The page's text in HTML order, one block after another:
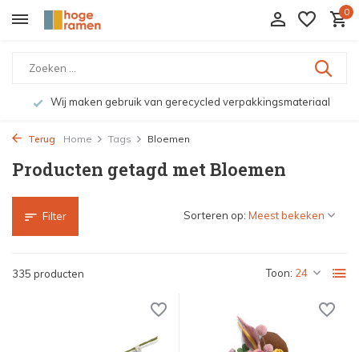
0
gerecycled verpakkingsmateriaal Bekijk de producten
Terug Home Tags Bloemen
Producten getagd met Bloemen
Filter
335 producten Toon:
Sorteren op: